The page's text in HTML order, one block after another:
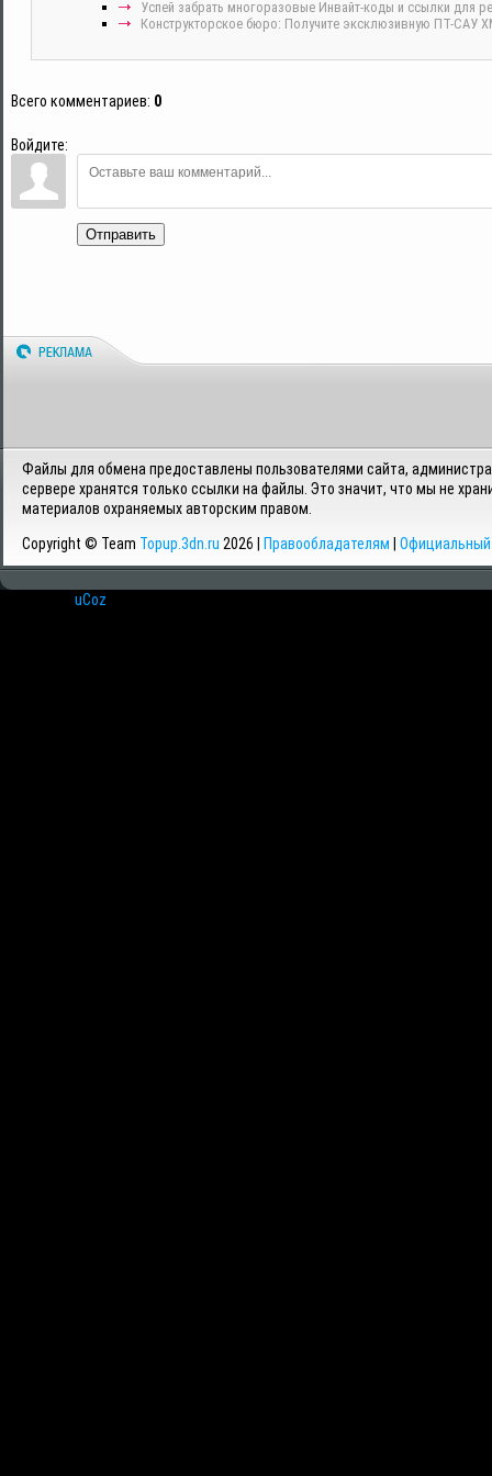
Успей забрать многоразовые Инвайт-коды и ссылки для
Конструкторское бюро: Получите эксклюзивную ПТ-САУ
Всего комментариев: 0
Войдите:
Отправить
Файлы для обмена предоставлены пользователями сайта,
сервере хранятся только ссылки на файлы. Это значит, что мы не
материалов охраняемых авторским правом.
Copyright © Team Topup.3dn.ru 2026 | Правообладателям Официальный
uCoz